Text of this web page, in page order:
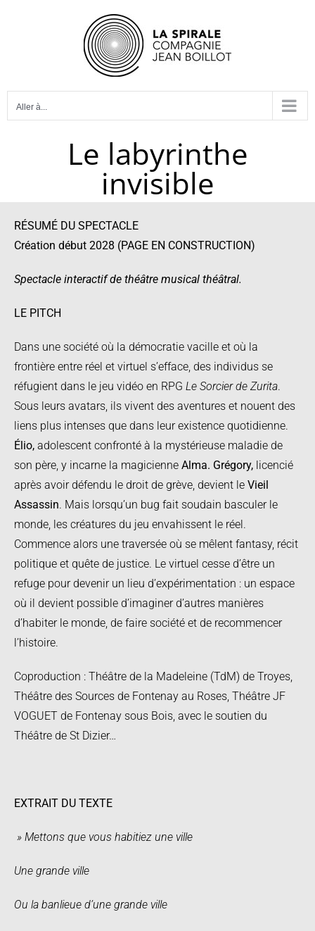
Aller à...
Le labyrinthe
invisible
RÉSUMÉ DU SPECTACLE
Création début 2028 (PAGE EN CONSTRUCTION)
Spectacle interactif de théâtre musical théâtral.
LE PITCH
Dans une société où la démocratie vacille et où la
frontière entre réel et virtuel s’efface, des individus se
réfugient dans le jeu vidéo en RPG Le Sorcier de Zurita.
Sous leurs avatars, ils vivent des aventures et nouent des
liens plus intenses que dans leur existence quotidienne.
Élio, adolescent confronté à la mystérieuse maladie de
son père, y incarne la magicienne Alma. Grégory, licencié
après avoir défendu le droit de grève, devient le Vieil
Assassin. Mais lorsqu’un bug fait soudain basculer le
monde, les créatures du jeu envahissent le réel.
Commence alors une traversée où se mêlent fantasy, récit
politique et quête de justice. Le virtuel cesse d’être un
refuge pour devenir un lieu d’expérimentation : un espace
où il devient possible d’imaginer d’autres manières
d’habiter le monde, de faire société et de recommencer
l’histoire.
Coproduction : Théâtre de la Madeleine (TdM) de Troyes,
Théâtre des Sources de Fontenay au Roses, Théâtre JF
VOGUET de Fontenay sous Bois, avec le soutien du
Théâtre de St Dizier…
EXTRAIT DU TEXTE
» Mettons que vous habitiez une ville
Une grande ville
Ou la banlieue d’une grande ville